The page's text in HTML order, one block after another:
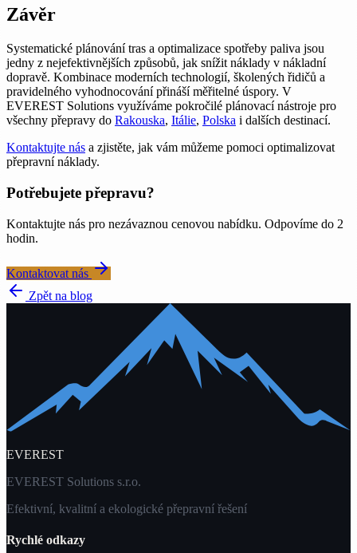
Závěr
Systematické plánování tras a optimalizace spotřeby paliva jsou
jedny z nejefektivnějších způsobů, jak snížit náklady v nákladní
dopravě. Kombinace moderních technologií, školených řidičů a
pravidelného vyhodnocování přináší měřitelné úspory. V
EVEREST Solutions využíváme pokročilé plánovací nástroje pro
všechny přepravy do Rakouska, Itálie, Polska i dalších destinací.
Kontaktujte nás a zjistěte, jak vám můžeme pomoci optimalizovat
přepravní náklady.
Potřebujete přepravu?
Kontaktujte nás pro nezávaznou cenovou nabídku. Odpovíme do 2
hodin.
Kontaktovat nás
Zpět na blog
EVEREST
EVEREST Solutions s.r.o.
Efektivní, kvalitní a ekologické přepravní řešení
Rychlé odkazy